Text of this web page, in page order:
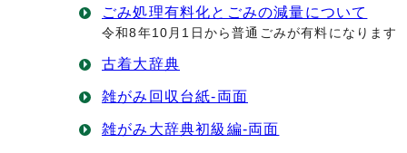
ごみ処理有料化とごみの減量について
令和8年10月1日から普通ごみが有料になります
古着大辞典
雑がみ回収台紙-両面
雑がみ大辞典初級編‐両面